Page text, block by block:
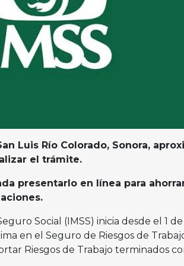
Luis Río Colorado, Sonora,
el trámite.
presentarlo en línea para
Social (IMSS) inicia desde el 1
en el Seguro de Riesgos de
Riesgos de Trabajo terminados